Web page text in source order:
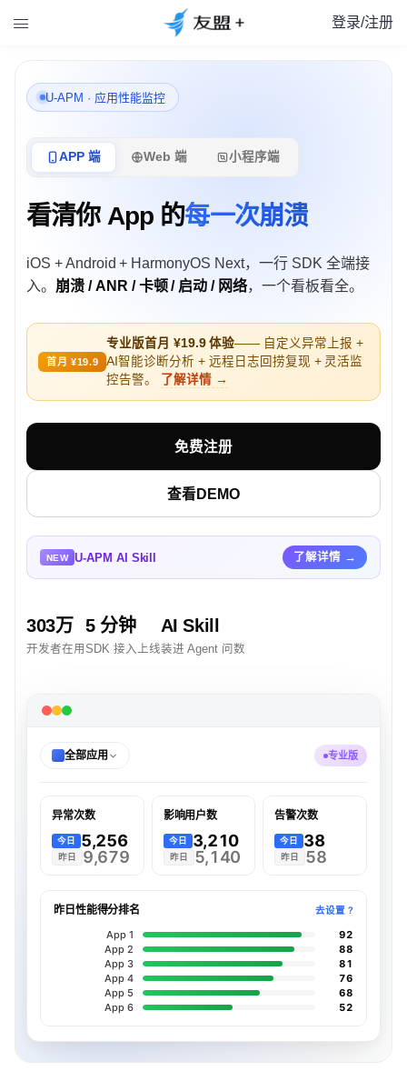
 登录/注册
U-APM · 应用性能监控
APP 端 Web 端 小程序端
看清你 App 的每一次崩溃
iOS + Android + HarmonyOS Next，一行 SDK 全端接
入。 崩溃 / ANR / 卡顿 / 启动 / 网络，一个看板看全。
首月 ¥19.9
专业版首月 ¥19.9 体验—— 自定义异常上报 +
AI智能诊断分析 + 远程日志回捞复现 + 灵活监
控告警。
了解详情 →
免费注册
查看DEMO
NEW U-APM AI Skill 了解详情 →
303万
开发者在用
5 分钟
SDK 接入上线
AI Skill
装进 Agent 问数
全部应用 专业版
异常次数
今日 5,256
昨日 9,679
影响用户数
今日 3,210
昨日 5,140
告警次数
今日 38
昨日 58
昨日性能得分排名 去设置 ?
App 1
92
App 2
88
App 3
81
App 4
76
App 5
68
App 6
52